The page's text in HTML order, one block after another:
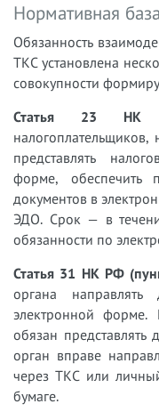
Нормативная
Обязанность
ТКС установлена
совокупности
Статья 23
налогоплательщиков,
представлять
форме, обеспечить
документов в
ЭДО. Срок — в
обязанности по
Статья 31 НК РФ
органа направлять
электронной форме.
обязан представлять
орган вправе
через ТКС или
бумаге.